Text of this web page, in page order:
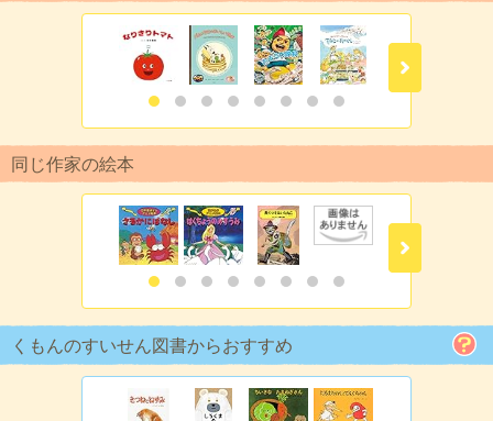
同じ作家の絵本
くもんのすいせん図書からおすすめ